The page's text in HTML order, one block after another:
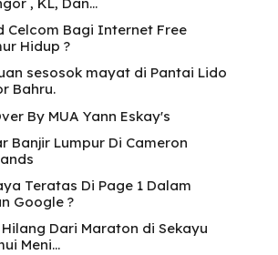
Celcom Bagi Internet Free
Hidup ?
sesosok mayat di Pantai Lido
Bahru.
By MUA Yann Eskay's
Banjir Lumpur Di Cameron
Teratas Di Page 1 Dalam
Google ?
Dari Maraton di Sekayu
Meni...